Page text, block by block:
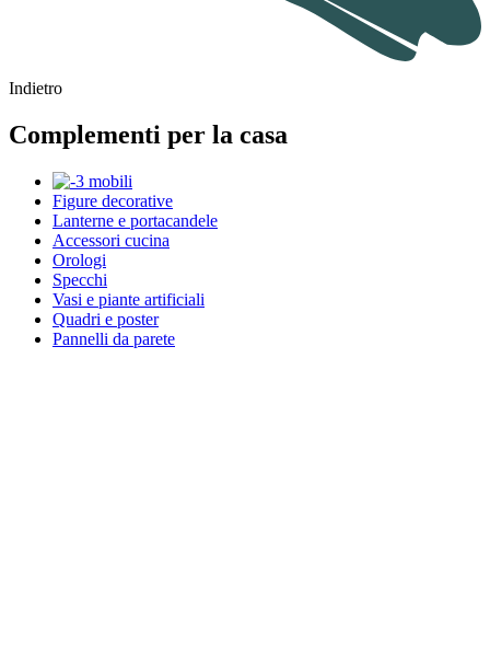
Indietro
Complementi per la casa
Figure decorative
Lanterne e portacandele
Accessori cucina
Orologi
Specchi
Vasi e piante artificiali
Quadri e poster
Pannelli da parete